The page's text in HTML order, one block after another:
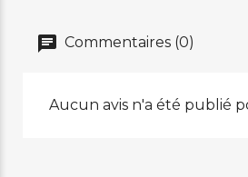
Commentaires (0)
Aucun avis n'a été publié